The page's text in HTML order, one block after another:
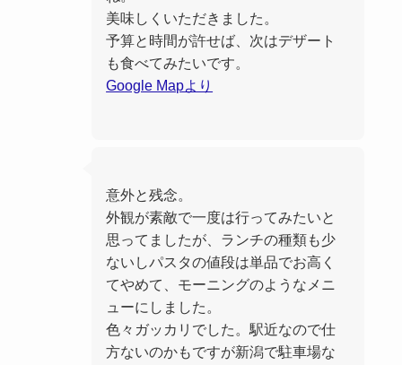
美味しくいただきました。
予算と時間が許せば、次はデザート
も食べてみたいです。
Google Mapより
意外と残念。
外観が素敵で一度は行ってみたいと
思ってましたが、ランチの種類も少
ないしパスタの値段は単品でお高く
てやめて、モーニングのようなメニ
ューにしました。
色々ガッカリでした。駅近なので仕
方ないのかもですが新潟で駐車場な